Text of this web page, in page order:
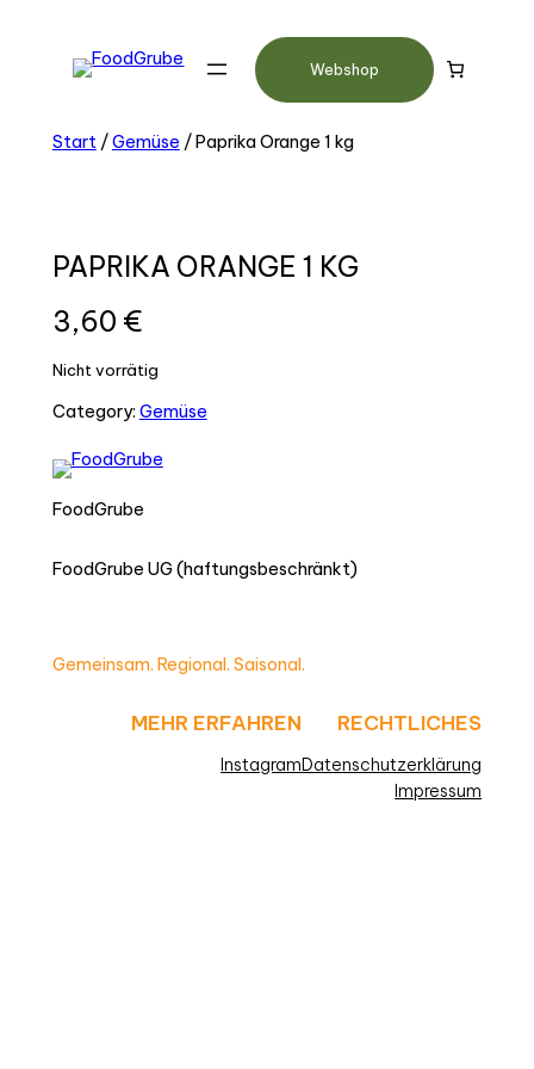
Webshop
Start/Gemüse / Paprika Orange 1 kg
PAPRIKA ORANGE 1 KG
3,60 €
Nicht vorrätig
Category: Gemüse
FoodGrube
FoodGrube UG (haftungsbeschränkt)
Gemeinsam. Regional. Saisonal.
MEHR ERFAHREN
Instagram
RECHTLICHES
Datenschutzerklärung
Impressum